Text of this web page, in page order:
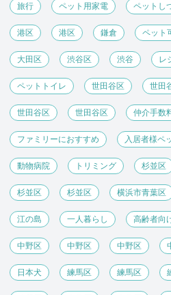
旅行 ペット用家電 ペットし
港区 港区 鎌倉 ペット
大田区 渋谷区 渋谷 レ
ペットトイレ 世田谷区 世田
世田谷区 世田谷区 仲介手数
ファミリーにおすすめ 入居者様ペ
動物病院 トリミング 杉並区
杉並区 杉並区 横浜市青葉区
江の島 一人暮らし 高齢者向
中野区 中野区 中野区
日本犬 練馬区 練馬区